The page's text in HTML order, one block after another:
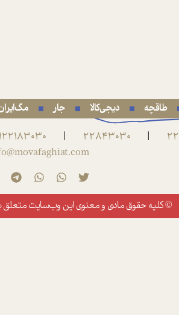
طاقچه دیجی‌کالا جار
|
22843030
|
© کلیه حقوق مادی و معنوی این وب‌سایت متعلق